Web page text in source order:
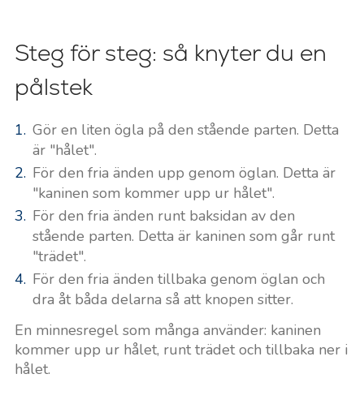
Steg för steg: så knyter du en
pålstek
Gör en liten ögla på den stående parten. Detta
är "hålet".
För den fria änden upp genom öglan. Detta är
"kaninen som kommer upp ur hålet".
För den fria änden runt baksidan av den
stående parten. Detta är kaninen som går runt
"trädet".
För den fria änden tillbaka genom öglan och
dra åt båda delarna så att knopen sitter.
En minnesregel som många använder: kaninen
kommer upp ur hålet, runt trädet och tillbaka ner i
hålet.